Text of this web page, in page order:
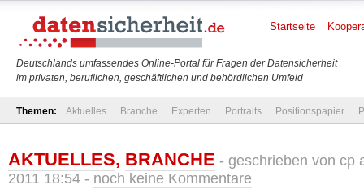
Deutschlands umfassendes Online-Portal für Fragen der Datensicherheit
im privaten, beruflichen, geschäftlichen und behördlichen Umfeld
Startseite
Themen: Aktuelles Branche Experten Portraits Positionspapier
AKTUELLES, BRANCHE - geschrieben von cp
2011 18:54 - noch keine Kommentare